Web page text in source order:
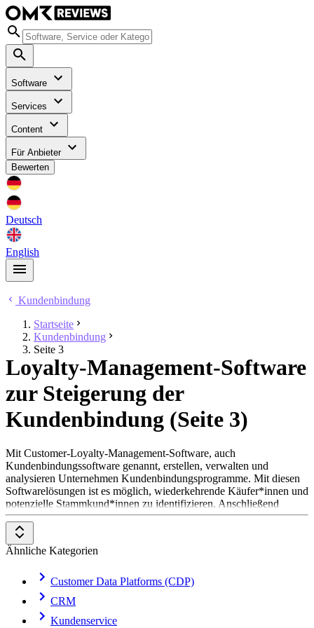
Software
Services
Content
Für Anbieter
Bewerten
Deutsch
English
Kundenbindung
Startseite
Kundenbindung
Seite 3
Loyalty-Management-Software
zur Steigerung der
Kundenbindung (Seite 3)
Mit Customer-Loyalty-Management-Software, auch
Kundenbindungssoftware genannt, erstellen, verwalten und
analysieren Unternehmen Kundenbindungsprogramme. Mit diesen
Softwarelösungen ist es möglich, wiederkehrende Käufer*innen und
potenzielle Stammkund*innen zu identifizieren. Anschließend
können Unternehmen ihnen Anreize wie Rabatte oder
Prämienpunkte zukommen lassen, sodass sie erneut Waren des
Unternehmens kaufen oder Dienstleistungen in Anspruch nehmen.
Vor allem im B2C-Geschäft (Business-to-Consumer), wie in den
werden Kundenbindungsmanagement-Softwares eingesetzt.
Marketing-Abteilungen in diesen Firmen setzen Loyalty-
Management-Tools ein, um die Kundenbindung zu steigern,
Wiederholungskäufe zu maximieren und den
Ähnliche Kategorien
Customer Data Platforms (CDP)
CRM
Kundenservice